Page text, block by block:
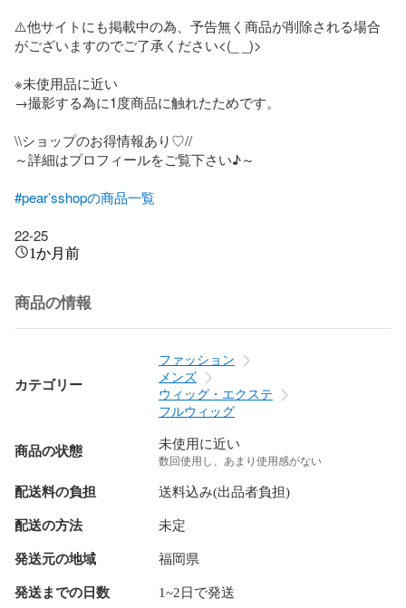
⚠️他サイトにも掲載中の為、予告無く商品が削除される場合
がございますのでご了承ください<(_ _)>
※未使用品に近い
→撮影する為に1度商品に触れたためです。
\\ショップのお得情報あり♡//
～詳細はプロフィールをご覧下さい♪～
#pear’sshopの商品一覧
22-25
1か月前
商品の情報
カテゴリー
ファッション
メンズ
ウィッグ・エクステ
フルウィッグ
商品の状態 未使用に近い
数回使用し、あまり使用感がない
配送料の負担 送料込み(出品者負担)
配送の方法 未定
発送元の地域 福岡県
発送までの日数 1~2日で発送